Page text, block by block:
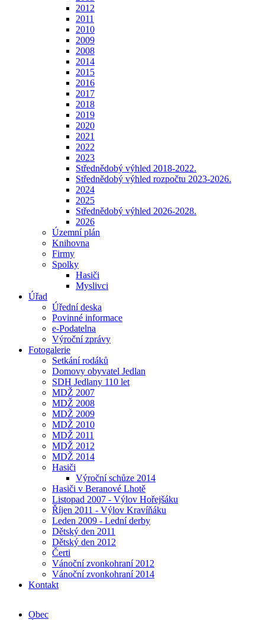
2012
2011
2010
2009
2008
2014
2015
2016
2017
2018
2019
2020
2021
2022
2023
Střednědobý výhled 2018-2022.
Střednědobý výhled rozpočtu 2023-2026.
2024
2025
Střednědobý výhled 2026-2028.
2026
Územní plán
Knihovna
Firmy
Spolky
Hasiči
Myslivci
Úřad
Úřední deska
Povinné informace
e-Podatelna
Výroční zprávy
Fotogalerie
Setkání rodáků
Domovy obyvatel Jedlan
SDH Jedlany 110 let
MDŽ 2007
MDŽ 2008
MDŽ 2009
MDŽ 2010
MDŽ 2011
MDŽ 2012
MDŽ 2014
Hasiči
Výroční schůze 2014
Hasiči v Beranové Lhotě
Listopad 2007 - Výlov Hořejšáku
Říjen 2011 - Výlov Kravíňáku
Leden 2009 - Lední derby
Dětský den 2011
Dětský den 2012
Čerti
Vánoční zvonkohraní 2012
Vánoční zvonkohraní 2014
Kontakt
Obec